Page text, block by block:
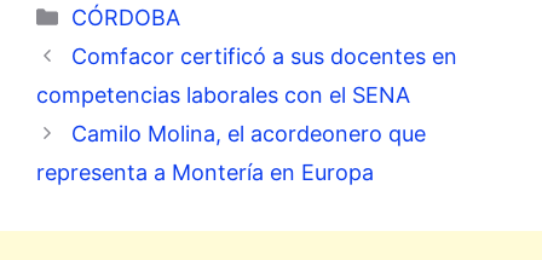
Categorías
CÓRDOBA
Comfacor certificó a sus docentes en
competencias laborales con el SENA
Camilo Molina, el acordeonero que
representa a Montería en Europa